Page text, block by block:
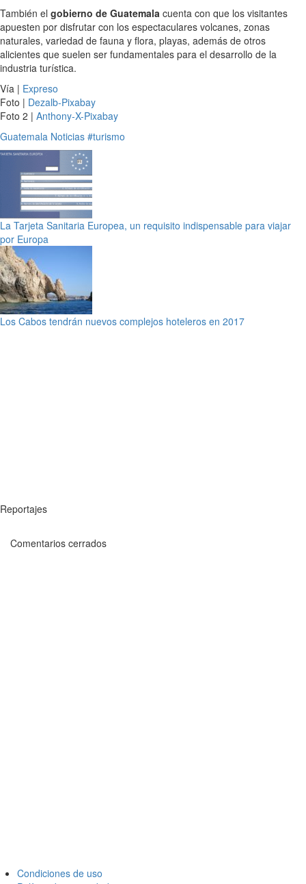
También el gobierno de Guatemala cuenta con que los visitantes
apuesten por disfrutar con los espectaculares volcanes, zonas
naturales, variedad de fauna y flora, playas, además de otros
alicientes que suelen ser fundamentales para el desarrollo de la
industria turística.
Vía | Expreso
Foto | Dezalb-Pixabay
Foto 2 | Anthony-X-Pixabay
Guatemala Noticias #turismo
La Tarjeta Sanitaria Europea, un requisito indispensable para viajar
por Europa
Los Cabos tendrán nuevos complejos hoteleros en 2017
Reportajes
Comentarios cerrados
Condiciones de uso